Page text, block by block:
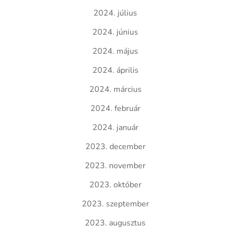
2024. július
2024. június
2024. május
2024. április
2024. március
2024. február
2024. január
2023. december
2023. november
2023. október
2023. szeptember
2023. augusztus